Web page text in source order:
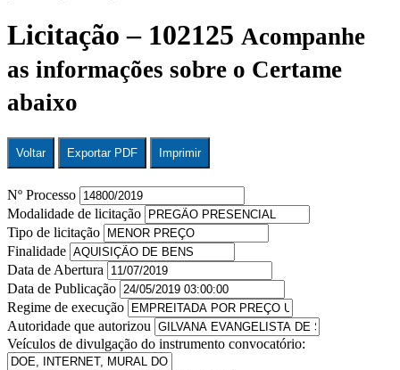
Licitação – 102125 Acompanhe
as informações sobre o Certame
abaixo
Voltar Exportar PDF Imprimir
Nº Processo
Modalidade de licitação
Tipo de licitação
Finalidade
Data de Abertura
Data de Publicação
Regime de execução
Autoridade que autorizou
Veículos de divulgação do instrumento convocatório: